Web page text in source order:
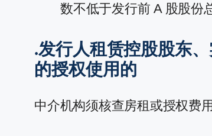
数不低于发行前 A 股股份
.发行人租赁控股股东
的授权使用的
中介机构须核查房租或授权费